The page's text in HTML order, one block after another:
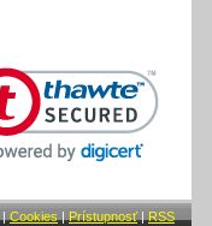
| Cookies | Prístupnosť| RSS